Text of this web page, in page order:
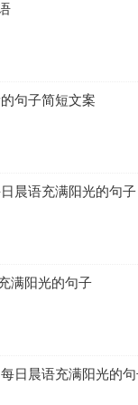
句子简短文案
晨语充满阳光的句子
满阳光的句子
日晨语充满阳光的